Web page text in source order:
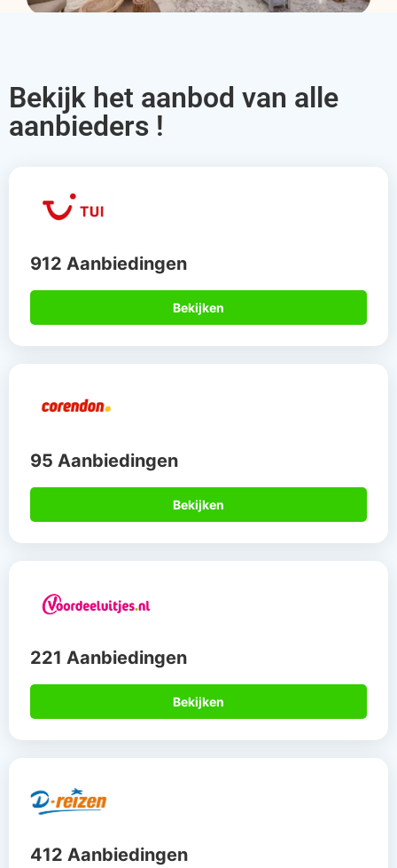
Bekijk het aanbod van alle
aanbieders !
912 Aanbiedingen
Bekijken
95 Aanbiedingen
Bekijken
221 Aanbiedingen
Bekijken
412 Aanbiedingen